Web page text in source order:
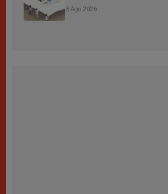
3 Ago 2026